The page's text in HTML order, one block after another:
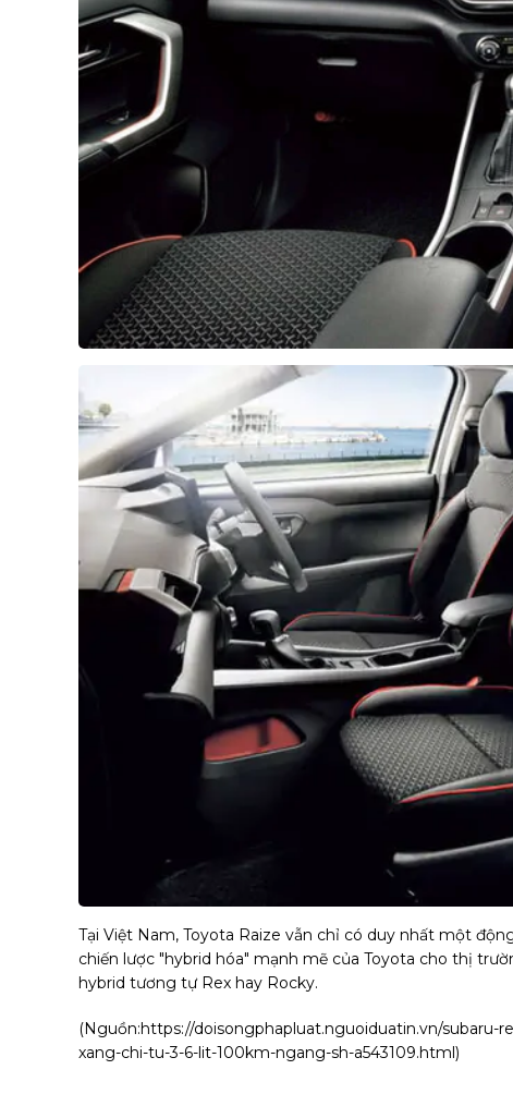
Tại Việt Nam, Toyota Raize vẫn chỉ có duy nhất một
chiến lược "hybrid hóa" mạnh mẽ của Toyota cho thị
hybrid tương tự Rex hay Rocky.
(Nguồn:https://doisongphapluat.nguoiduatin.vn/subaru-
xang-chi-tu-3-6-lit-100km-ngang-sh-a543109.html)